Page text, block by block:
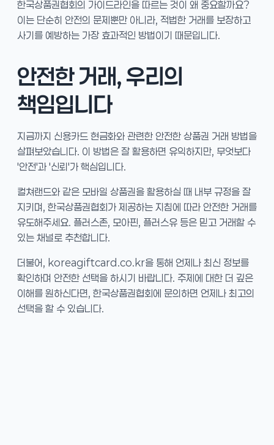
한국상품권협회의 가이드라인을 따르는 것이 왜 중요할까요?
이는 단순히 안전의 문제뿐만 아니라, 적법한 거래를 보장하고
사기를 예방하는 가장 효과적인 방법이기 때문입니다.
안전한 거래, 우리의
책임입니다
지금까지 신용카드 현금화와 관련한 안전한 상품권 거래 방법을
살펴보았습니다. 이 방법은 잘 활용하면 유익하지만, 무엇보다
'안전'과 '신뢰'가 핵심입니다.
컬쳐랜드와 같은 모바일 상품권을 활용하실 때 내부 규정을 잘
지키며, 한국상품권협회가 제공하는 지침에 따라 안전한 거래를
유도해주세요. 플러스존, 모아핀, 플러스유 등은 믿고 거래할 수
있는 채널로 추천합니다.
더불어, koreagiftcard.co.kr을 통해 언제나 최신 정보를
확인하며 안전한 선택을 하시기 바랍니다. 주제에 대한 더 깊은
이해를 원하신다면, 한국상품권협회에 문의하면 언제나 최고의
선택을 할 수 있습니다.